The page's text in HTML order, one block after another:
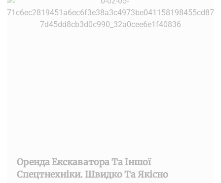
Оренда Екскаватора Та Іншої
Спецтнехніки. Швидко Та Якісно